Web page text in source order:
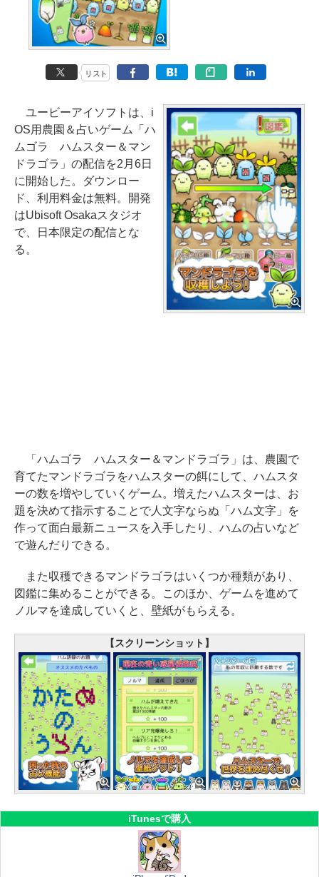
リスト
ユービーアイソフトは、i
OS用農園＆占いゲーム「ハ
ムゴラ ハムスター＆マン
ドラゴラ」の配信を2月6日
に開始した。ダウンロー
ド、利用料金は無料。開発
はUbisoft Osakaスタジオ
で、日本限定の配信とな
る。
「ハムゴラ ハムスター＆マンドラゴラ」は、農園で
育てたマンドラゴラをハムスターの餌にして、ハムスタ
ーの数を増やしていくゲーム。増えたハムスターは、お
題を決めて指示することで人文字ならぬ「ハム文字」を
作って面白最新ニュースを入手したり、ハムの占いなど
で遊んだりできる。
また収穫できるマンドラゴラはいくつか種類があり、
図鑑に集めることができる。このほか、ゲームを進めて
ノルマを達成していくと、壁紙がもらえる。
【スクリーンショット】
iTunesで購入